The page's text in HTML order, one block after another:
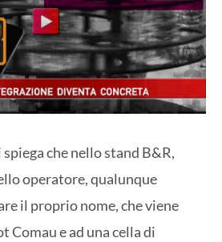
che nello stand B&R,
operatore, qualunque
il proprio nome, che viene
Comau e ad una cella di